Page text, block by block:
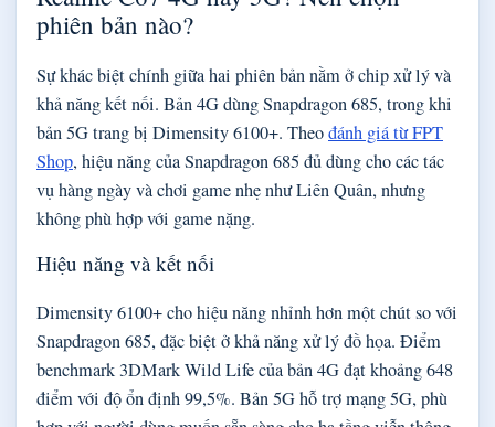
phiên bản nào?
Sự khác biệt chính giữa hai phiên bản nằm ở chip xử lý và
khả năng kết nối. Bản 4G dùng Snapdragon 685, trong khi
bản 5G trang bị Dimensity 6100+. Theođánh giá từ FPT
Shop, hiệu năng của Snapdragon 685 đủ dùng cho các tác
vụ hàng ngày và chơi game nhẹ như Liên Quân, nhưng
không phù hợp với game nặng.
Hiệu năng và kết nối
Dimensity 6100+ cho hiệu năng nhỉnh hơn một chút so với
Snapdragon 685, đặc biệt ở khả năng xử lý đồ họa. Điểm
benchmark 3DMark Wild Life của bản 4G đạt khoảng 648
điểm với độ ổn định 99,5%. Bản 5G hỗ trợ mạng 5G, phù